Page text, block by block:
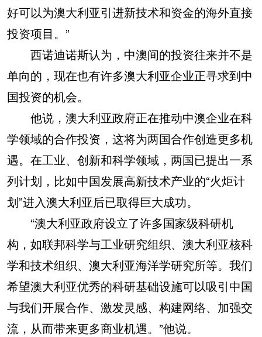
好可以为澳大利亚引进新技术和资金的海外直接
投资项目。”
西诺迪诺斯认为，中澳间的投资往来并不是
单向的，现在也有许多澳大利亚企业正寻求到中
国投资的机会。
他说，澳大利亚政府正在推动中澳企业在科
学领域的合作投资，这将为两国合作创造更多机
遇。在工业、创新和科学领域，两国已提出一系
列计划，比如中国发展高新技术产业的“火炬计
划”进入澳大利亚后已取得巨大成功。
“澳大利亚政府设立了许多国家级科研机
构，如联邦科学与工业研究组织、澳大利亚核科
学和技术组织、澳大利亚海洋学研究所等。我们
希望澳大利亚优秀的科研基础设施可以吸引中国
与我们开展合作、激发灵感、构建网络、加强交
流，从而带来更多商业机遇。”他说。